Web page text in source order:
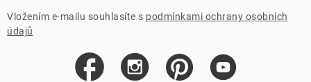
Vložením e-mailu souhlasíte s podmínkami ochrany osobních
údajů